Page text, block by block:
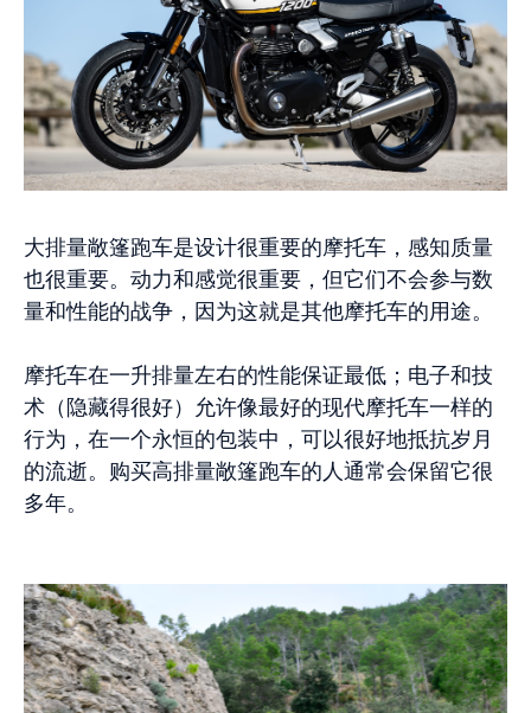
大排量敞篷跑车是设计很重要的摩托车，感知质量
也很重要。动力和感觉很重要，但它们不会参与数
量和性能的战争，因为这就是其他摩托车的用途。
摩托车在一升排量左右的性能保证最低；电子和技
术（隐藏得很好）允许像最好的现代摩托车一样的
行为，在一个永恒的包装中，可以很好地抵抗岁月
的流逝。购买高排量敞篷跑车的人通常会保留它很
多年。